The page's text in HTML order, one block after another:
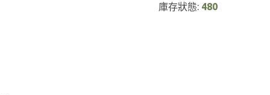
庫存狀態: 480